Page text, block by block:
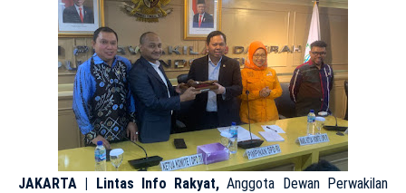
JAKARTA | Lintas Info Rakyat,Anggota Dewan Perwakilan